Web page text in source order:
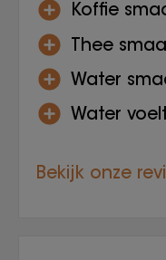
Koffie
Thee
Water
Water
Bekijk onze